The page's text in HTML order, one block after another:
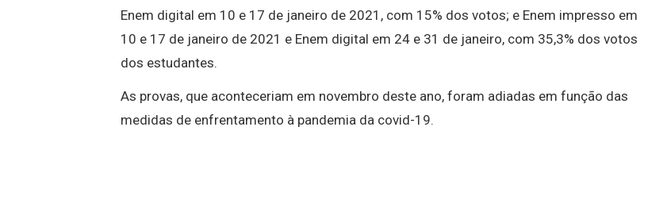
Enem digital em 10 e 17 de janeiro de 2021, com 15% dos votos; e Enem impresso em
10 e 17 de janeiro de 2021 e Enem digital em 24 e 31 de janeiro, com 35,3% dos votos
dos estudantes.
As provas, que aconteceriam em novembro deste ano, foram adiadas em função das
medidas de enfrentamento à pandemia da covid-19.